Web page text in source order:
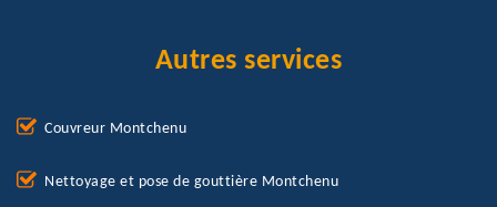
Autres services
Couvreur Montchenu
Nettoyage et pose de gouttière Montchenu